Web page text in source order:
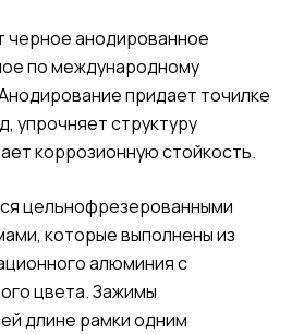
черное анодированное
по международному
придает точилке
упрочняет структуру
коррозионную стойкость.
цельнофрезерованными
которые выполнены из
алюминия c
цвета. Зажимы
длине рамки одним